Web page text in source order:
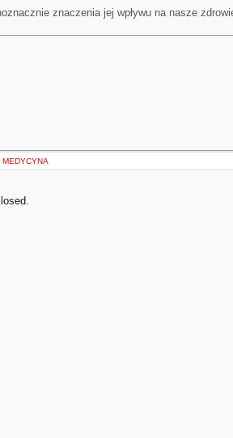
znaczenia jej wpływu na nasze
MEDYCYNA